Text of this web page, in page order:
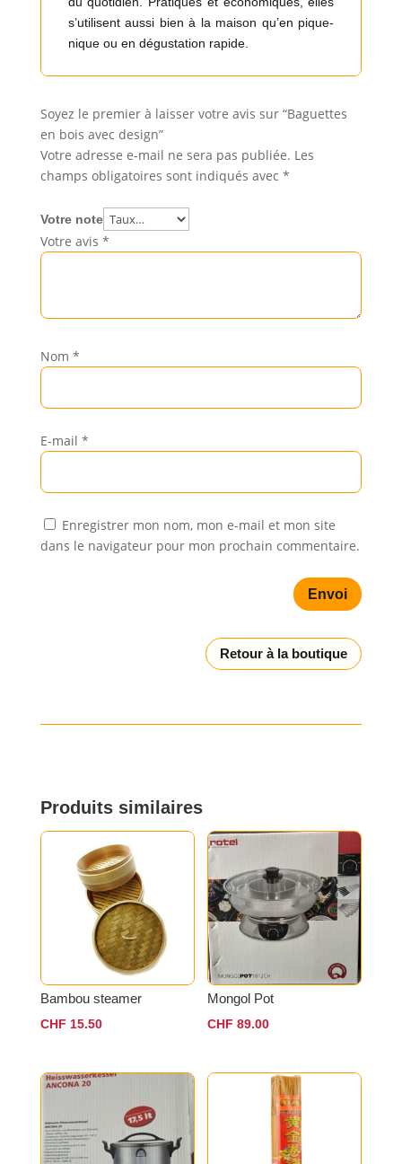
s’utilisent aussi bien à la maison qu’en pique-
nique ou en dégustation rapide.
Soyez le premier à laisser votre avis sur “Baguettes
en bois avec design”
Votre adresse e-mail ne sera pas publiée. Les
champs obligatoires sont indiqués avec *
Votre note
Votre avis *
Nom *
E-mail *
Enregistrer mon nom, mon e-mail et mon site
dans le navigateur pour mon prochain commentaire.
Envoi
Retour à la boutique
Produits similaires
Bambou steamer
CHF 15.50
Mongol Pot
CHF 89.00